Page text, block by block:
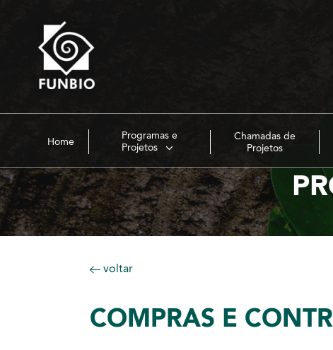
Home
Programas e
Projetos
Chamadas de
Projetos
voltar
COMPRAS E